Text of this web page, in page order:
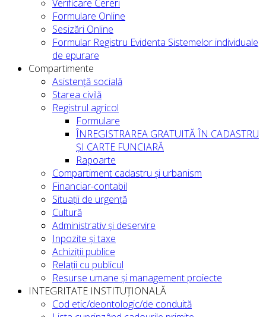
Verificare Cereri
Formulare Online
Sesizări Online
Formular Registru Evidenta Sistemelor individuale
de epurare
Compartimente
Asistență socială
Starea civilă
Registrul agricol
Formulare
ÎNREGISTRAREA GRATUITĂ ÎN CADASTRU
ȘI CARTE FUNCIARĂ
Rapoarte
Compartiment cadastru și urbanism
Financiar-contabil
Situații de urgență
Cultură
Administrativ și deservire
Inpozite și taxe
Achiziții publice
Relații cu publicul
Resurse umane și management proiecte
INTEGRITATE INSTITUȚIONALĂ
Cod etic/deontologic/de conduită